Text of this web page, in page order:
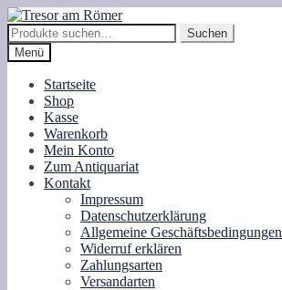
Zur
Navigation
springen
Zum
Inhalt
springen
Suche
nach:
Suchen
Menü
Startseite
Shop
Kasse
Warenkorb
Mein Konto
Zum Antiquariat
Kontakt
Impressum
Datenschutzerklärung
Allgemeine Geschäftsbedingungen
Widerruf erklären
Zahlungsarten
Versandarten